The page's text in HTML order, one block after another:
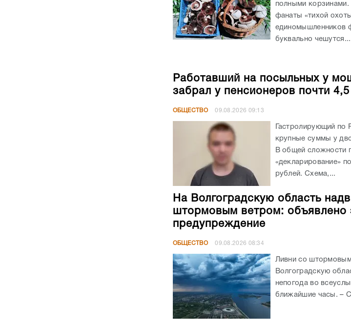
полными
фанаты «тихой
единомышленников
буквально чешутся...
Работавший на посыльных у
забрал у пенсионеров почти
ОБЩЕСТВО 09.08.2026 09:13
Гастролирующий по
крупные суммы у
В общей сложности
«декларирование»
рублей. Схема,...
На Волгоградскую область
штормовым ветром: объявлено
предупреждение
ОБЩЕСТВО 09.08.2026 08:34
Ливни со
Волгоградскую
непогода во
ближайшие часы. –